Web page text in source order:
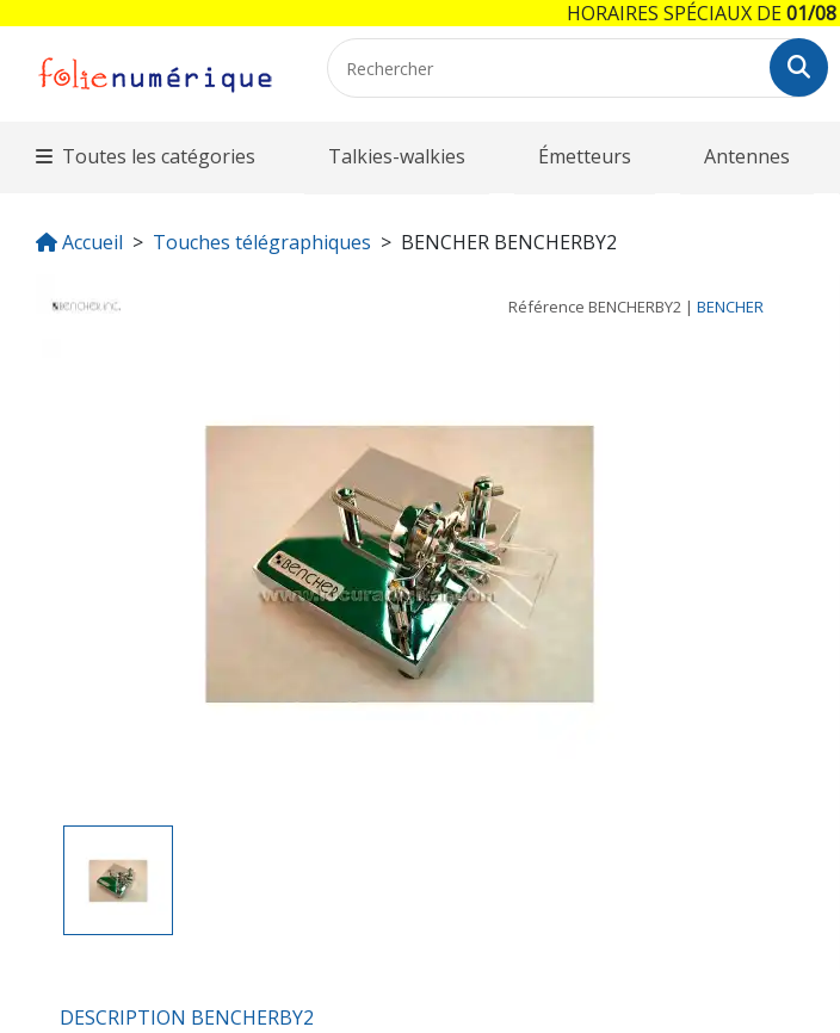
Toutes les catégories Talkies-walkies Émetteurs Antennes
Accueil Touches télégraphiques BENCHER BENCHERBY2
Référence BENCHERBY2 | BENCHER
DESCRIPTION BENCHERBY2
HORAIRES SPÉCIAUX DE01/08